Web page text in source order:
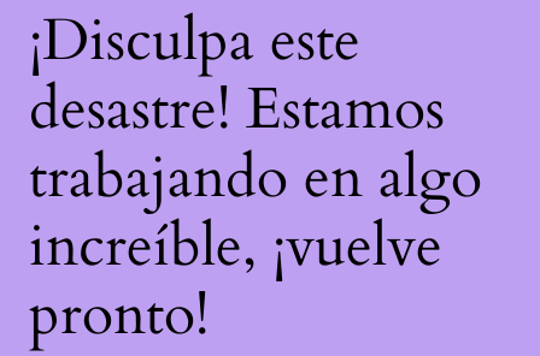
¡Disculpa este
desastre! Estamos
trabajando en algo
increíble, ¡vuelve
pronto!